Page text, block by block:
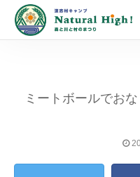
ミートボールでお